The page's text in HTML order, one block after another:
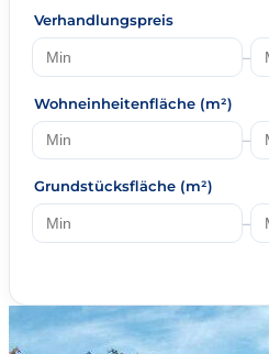
Verhandlungspreis
–
Wohneinheitenfläche (m²)
–
Grundstücksfläche (m²)
–